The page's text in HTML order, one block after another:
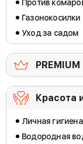
Против
Газонокосилки
Уход за садом
Красота
Личная гигиена
Водородная